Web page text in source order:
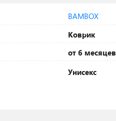
BAMBOX
Коврик
от 6 месяцев
Унисекс